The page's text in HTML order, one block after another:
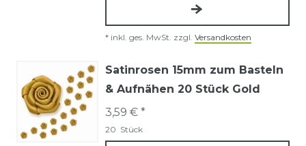
* inkl. ges. MwSt. zzgl. Versandkosten
Satinrosen 15mm zum Basteln
& Aufnähen 20 Stück Gold
3,59 € *
20 Stück